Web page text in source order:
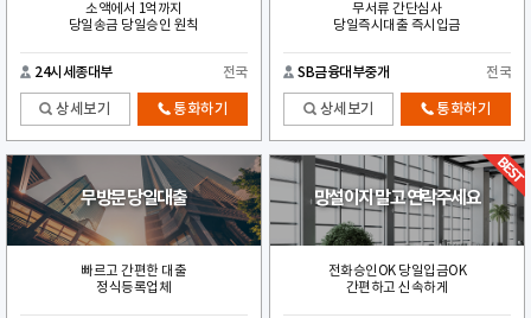
소액에서 1억까지
당일송금 당일승인 원칙
24시세종대부 전국
상세보기 통화하기
무서류 간단심사
당일즉시대출 즉시입금
SB금융대부중개 전국
상세보기 통화하기
무방문 당일대출
빠르고 간편한 대출
정식등록업체
망설이지 말고 연락주세요
전화승인OK 당일입금OK
간편하고 신속하게